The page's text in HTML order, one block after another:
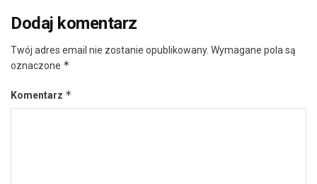
Dodaj komentarz
Twój adres email nie zostanie opublikowany. Wymagane pola są
oznaczone *
Komentarz *